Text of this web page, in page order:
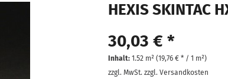
HEXIS SKINTAC
30,03 € *
Inhalt: 1.52 m² (19,76 €* / 1 m²)
zzgl. MwSt. zzgl. Versandkosten